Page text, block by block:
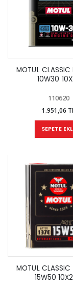
MOTUL CLASSIC
10W30
110620
1.951,06
SEPETE
MOTUL CLASSIC
15W50